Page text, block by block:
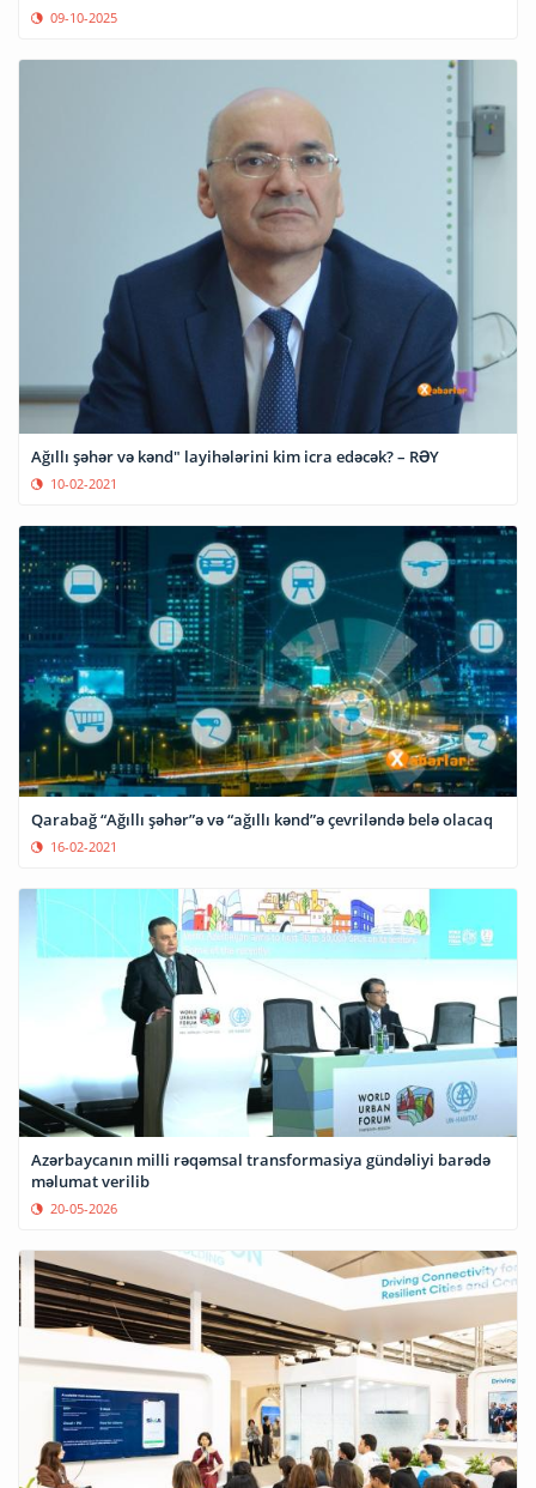
09-10-2025
Ağıllı şəhər və kənd" layihələrini kim icra edəcək? – RƏY
10-02-2021
Qarabağ “Ağıllı şəhər”ə və “ağıllı kənd”ə çevriləndə belə olacaq
16-02-2021
Azərbaycanın milli rəqəmsal transformasiya gündəliyi barədə
məlumat verilib
20-05-2026